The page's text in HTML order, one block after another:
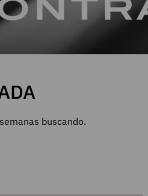
buscando.